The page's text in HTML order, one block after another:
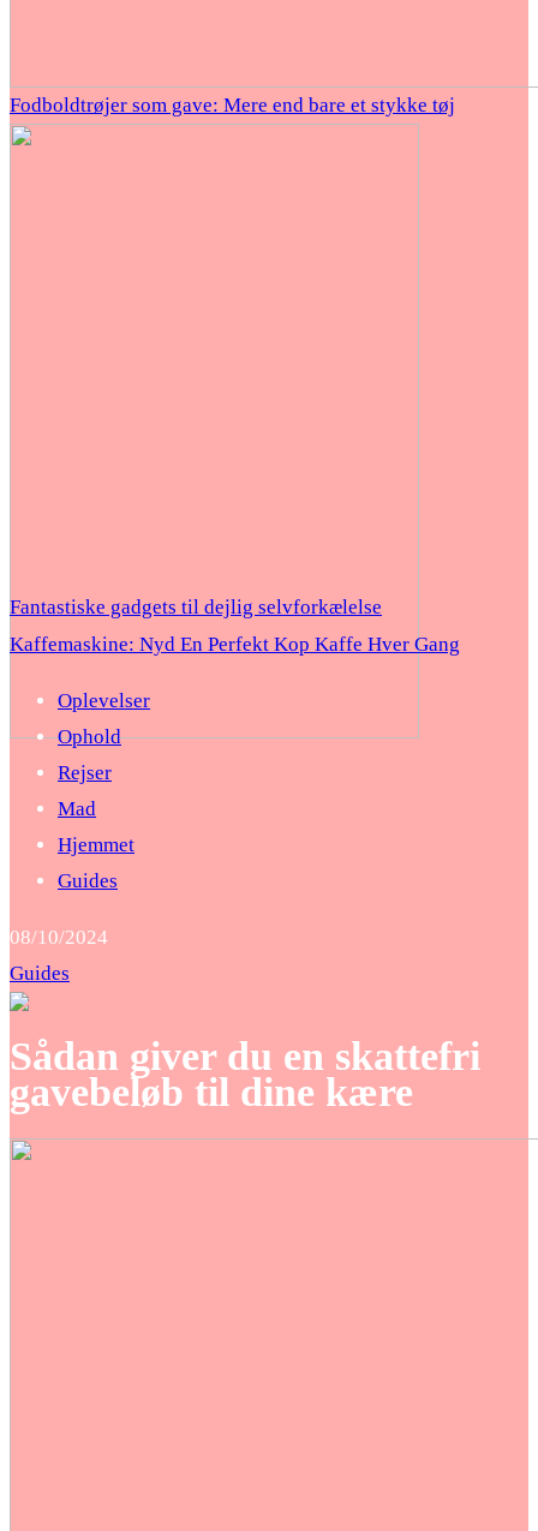
Fodboldtrøjer som gave: Mere end bare et stykke tøj
Fantastiske gadgets til dejlig selvforkælelse
Kaffemaskine: Nyd En Perfekt Kop Kaffe Hver Gang
Oplevelser
Ophold
Rejser
Mad
Hjemmet
Guides
08/10/2024
Guides
Sådan giver du en skattefri
gavebeløb til dine kære